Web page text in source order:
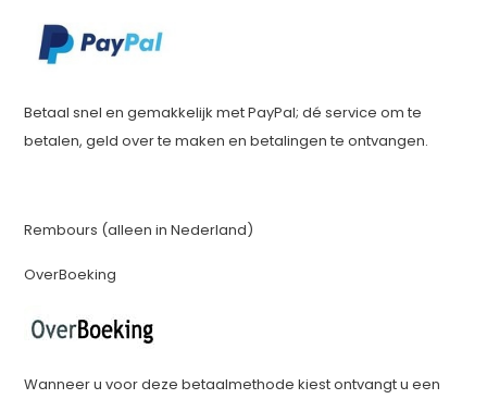
Betaal snel en gemakkelijk met PayPal; dé service om te
betalen, geld over te maken en betalingen te ontvangen.
Rembours (alleen in Nederland)
OverBoeking
Wanneer u voor deze betaalmethode kiest ontvangt u een